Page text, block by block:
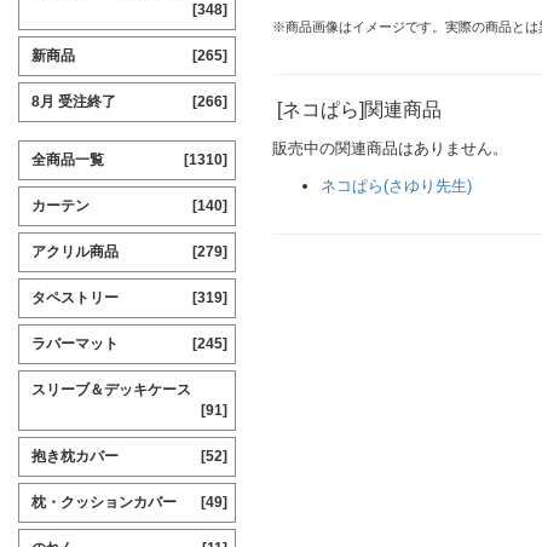
※商品画像はイメージです。実際の商品と
[ネコぱら]関連商品
販売中の関連商品はありません。
ネコぱら(さゆり先生)
[348]
新商品 [265]
8月 受注終了 [266]
全商品一覧 [1310]
カーテン [140]
アクリル商品 [279]
タペストリー [319]
ラバーマット [245]
スリーブ＆デッキケース
[91]
抱き枕カバー [52]
枕・クッションカバー [49]